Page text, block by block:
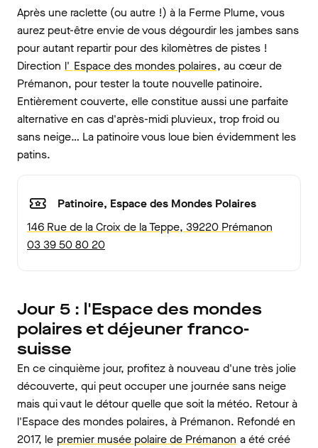
Après une raclette (ou autre !) à la Ferme Plume, vous
aurez peut-être envie de vous dégourdir les jambes sans
pour autant repartir pour des kilomètres de pistes !
Direction l' Espace des mondes polaires, au cœur de
Prémanon, pour tester la toute nouvelle patinoire.
Entièrement couverte, elle constitue aussi une parfaite
alternative en cas d'après-midi pluvieux, trop froid ou
sans neige… La patinoire vous loue bien évidemment les
patins.
Patinoire, Espace des Mondes Polaires
146 Rue de la Croix de la Teppe, 39220 Prémanon
03 39 50 80 20
Jour 5 : l'Espace des mondes
polaires et déjeuner franco-
suisse
En ce cinquième jour, profitez à nouveau d'une très jolie
découverte, qui peut occuper une journée sans neige
mais qui vaut le détour quelle que soit la météo. Retour à
l'Espace des mondes polaires, à Prémanon. Refondé en
2017, le premier musée polaire de Prémanon a été créé